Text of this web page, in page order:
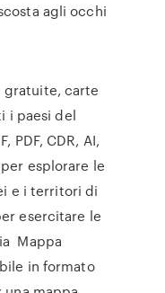
agli occhi
gratuite, carte
i paesi del
PDF, CDR, AI,
esplorare le
e i territori di
esercitare le
Mappa
in formato